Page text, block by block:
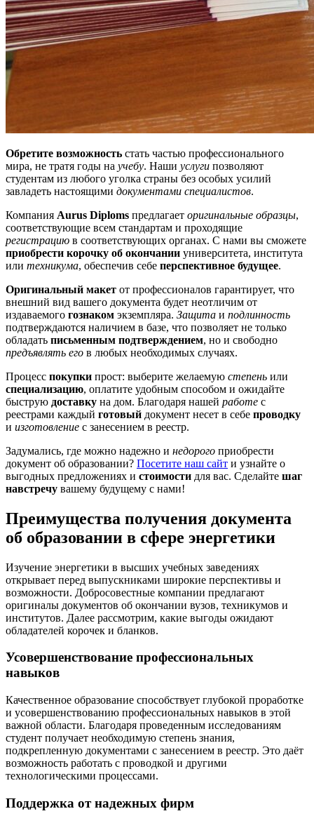
Обретите возможность стать частью профессионального
мира, не тратя годы на учебу. Наши услуги позволяют
студентам из любого уголка страны без особых усилий
завладеть настоящими документами специалистов.
Компания Aurus Diploms предлагает оригинальные образцы,
соответствующие всем стандартам и проходящие
регистрацию в соответствующих органах. С нами вы сможете
приобрести корочку об окончании университета, института
или техникума, обеспечив себе перспективное будущее.
Оригинальный макет от профессионалов гарантирует, что
внешний вид вашего документа будет неотличим от
издаваемого гознаком экземпляра. Защита и подлинность
подтверждаются наличием в базе, что позволяет не только
обладать письменным подтверждением, но и свободно
предъявлять его в любых необходимых случаях.
Процесс покупки прост: выберите желаемую степень или
специализацию, оплатите удобным способом и ожидайте
быструю доставку на дом. Благодаря нашей работе с
реестрами каждый готовый документ несет в себе проводку
и изготовление с занесением в реестр.
Задумались, где можно надежно и недорого приобрести
документ об образовании? Посетите наш сайт и узнайте о
выгодных предложениях и стоимости для вас. Сделайте шаг
навстречу вашему будущему с нами!
Преимущества получения документа
об образовании в сфере энергетики
Изучение энергетики в высших учебных заведениях
открывает перед выпускниками широкие перспективы и
возможности. Добросовестные компании предлагают
оригиналы документов об окончании вузов, техникумов и
институтов. Далее рассмотрим, какие выгоды ожидают
обладателей корочек и бланков.
Усовершенствование профессиональных
навыков
Качественное образование способствует глубокой проработке
и усовершенствованию профессиональных навыков в этой
важной области. Благодаря проведенным исследованиям
студент получает необходимую степень знания,
подкрепленную документами с занесением в реестр. Это даёт
возможность работать с проводкой и другими
технологическими процессами.
Поддержка от надежных фирм